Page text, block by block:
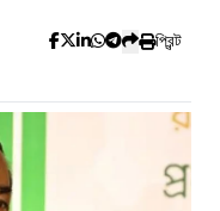
প্রিন্ট